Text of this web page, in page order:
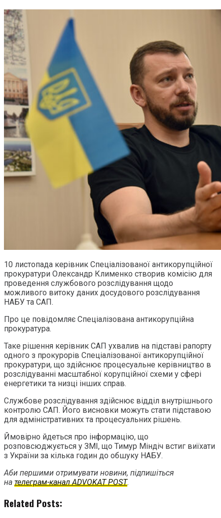
10 листопада керівник Спеціалізованої антикорупційної
прокуратури Олександр Клименко створив комісію для
проведення службового розслідування щодо
можливого витоку даних досудового розслідування
НАБУ та САП.
Про це повідомляє Спеціалізована антикорупційна
прокуратура.
Таке рішення керівник САП ухвалив на підставі рапорту
одного з прокурорів Спеціалізованої антикорупційної
прокуратури, що здійснює процесуальне керівництво в
розслідуванні масштабної корупційної схеми у сфері
енергетики та низці інших справ.
Службове розслідування здійснює відділ внутрішнього
контролю САП. Його висновки можуть стати підставою
для адміністративних та процесуальних рішень.
Ймовірно йдеться про інформацію, що
розповсюджується у ЗМІ, що Тимур Міндіч встиг виїхати
з України за кілька годин до обшуку НАБУ.
Аби першими отримувати новини, підпишіться
на телеграм-канал ADVOKAT POST.
Related Posts: